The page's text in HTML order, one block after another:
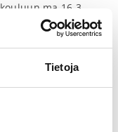
Tietoja
ma 16.3.
uimakouluja.